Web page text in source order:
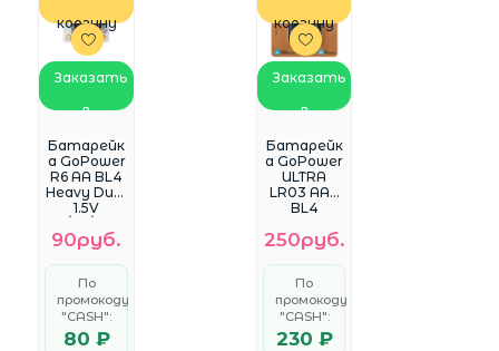
корзину
Заказать
в
WhatsApp
Батарейк
а GoPower
R6 AA BL4
Heavy Duty
1.5V
блистер
(4 шт.)
90руб.
По
промокоду
"CASH":
80 ₽
корзину
Заказать
в
WhatsApp
Батарейк
а GoPower
ULTRA
LR03 AAA
BL4
1.5V
(4/40/480)
(4 шт.)
250руб.
По
промокоду
"CASH":
230 ₽